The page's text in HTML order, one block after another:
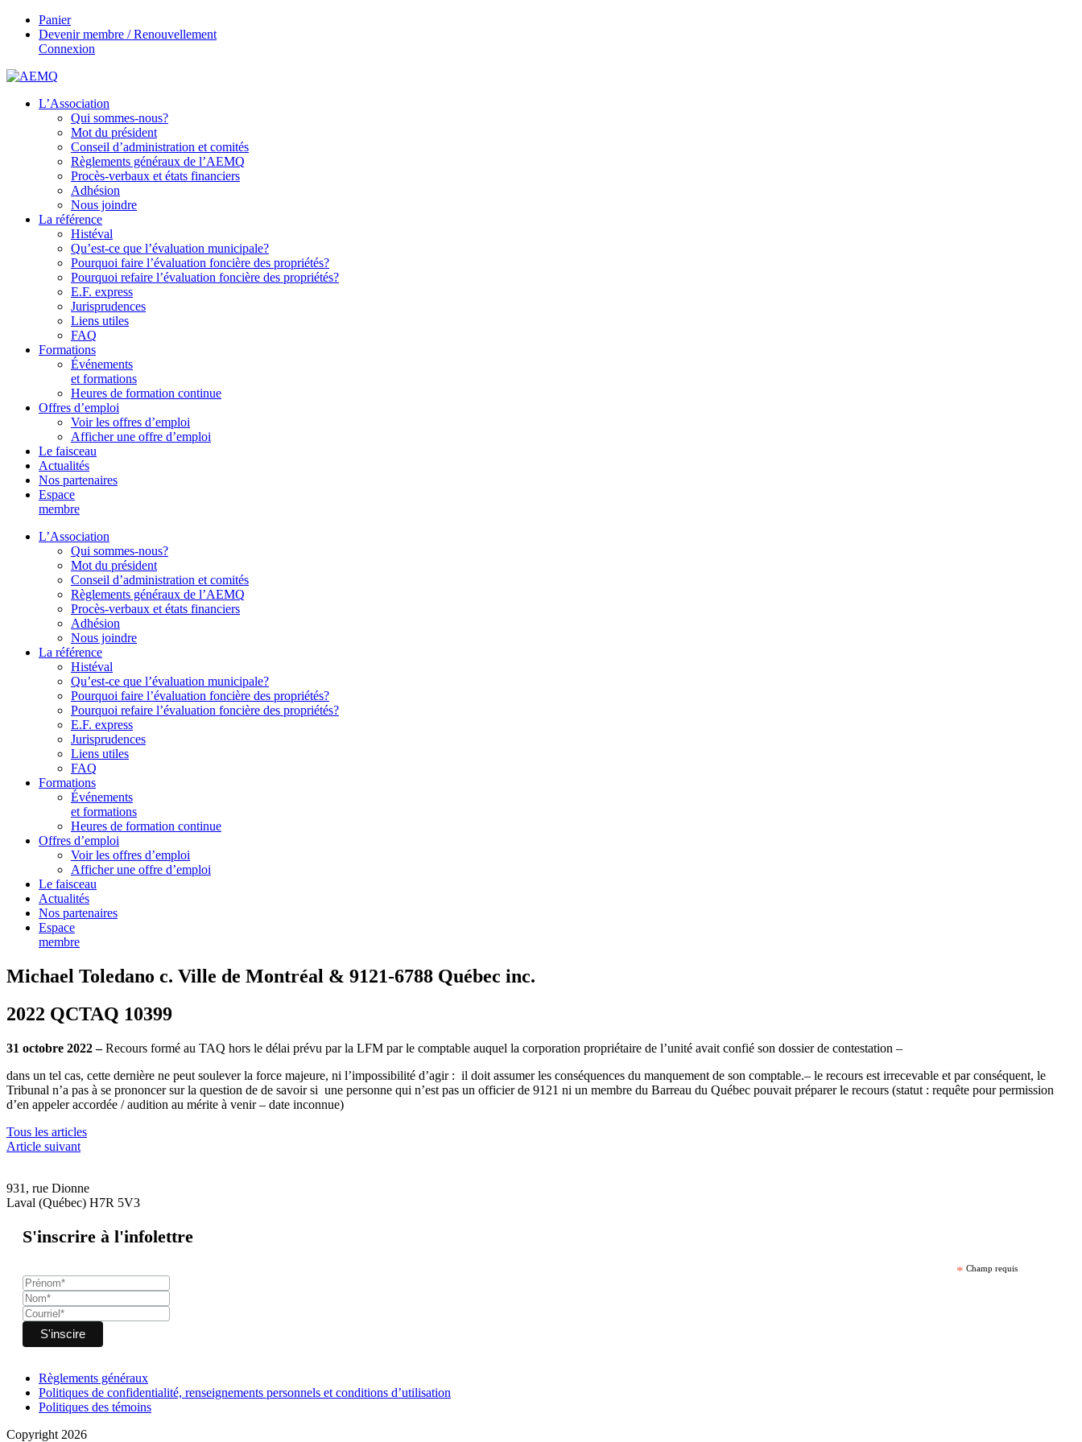
Panier
Devenir membre / Renouvellement
Connexion
L’Association
Qui sommes-nous?
Mot du président
Conseil d’administration et comités
Règlements généraux de l’AEMQ
Procès-verbaux et états financiers
Adhésion
Nous joindre
La référence
Histéval
Qu’est-ce que l’évaluation municipale?
Pourquoi faire l’évaluation foncière des propriétés?
Pourquoi refaire l’évaluation foncière des propriétés?
E.F. express
Jurisprudences
Liens utiles
FAQ
Formations
Événements
et formations
Heures de formation continue
Offres d’emploi
Voir les offres d’emploi
Afficher une offre d’emploi
Le faisceau
Actualités
Nos partenaires
Espace
membre
L’Association
Qui sommes-nous?
Mot du président
Conseil d’administration et comités
Règlements généraux de l’AEMQ
Procès-verbaux et états financiers
Adhésion
Nous joindre
La référence
Histéval
Qu’est-ce que l’évaluation municipale?
Pourquoi faire l’évaluation foncière des propriétés?
Pourquoi refaire l’évaluation foncière des propriétés?
E.F. express
Jurisprudences
Liens utiles
FAQ
Formations
Événements
et formations
Heures de formation continue
Offres d’emploi
Voir les offres d’emploi
Afficher une offre d’emploi
Le faisceau
Actualités
Nos partenaires
Espace
membre
Michael Toledano c. Ville de Montréal & 9121-6788 Québec inc.
2022 QCTAQ 10399
31 octobre 2022 –Recours formé au TAQ hors le délai prévu par la LFM par le comptable auquel la corporation propriétaire de l’unité avait confié son dossier de contestation –
dans un tel cas, cette dernière ne peut soulever la force majeure, ni l’impossibilité d’agir : il doit assumer les conséquences du manquement de son comptable.– le recours est irrecevable et par conséquent, le
Tribunal n’a pas à se prononcer sur la question de de savoir si une personne qui n’est pas un officier de 9121 ni un membre du Barreau du Québec pouvait préparer le recours (statut : requête pour permission
d’en appeler accordée / audition au mérite à venir – date inconnue)
Tous les articles
Article suivant
931, rue Dionne
Laval (Québec) H7R 5V3
S'inscrire à l'infolettre
* Champ requis
Règlements généraux
Politiques de confidentialité, renseignements personnels et conditions d’utilisation
Politiques des témoins
Copyright 2026